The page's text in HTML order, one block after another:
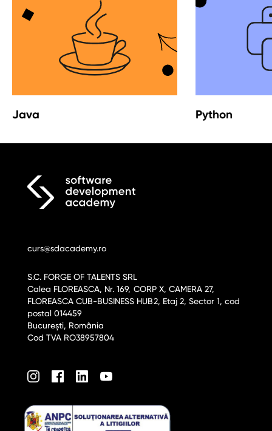
Java Python
curs@sdacademy.ro
S.C. FORGE OF TALENTS SRL
Calea FLOREASCA, Nr. 169, CORP X, CAMERA 27,
FLOREASCA CUB-BUSINESS HUB2, Etaj 2, Sector 1, cod
postal 014459
București, România
Cod TVA RO38957804
LinkedInYoutube